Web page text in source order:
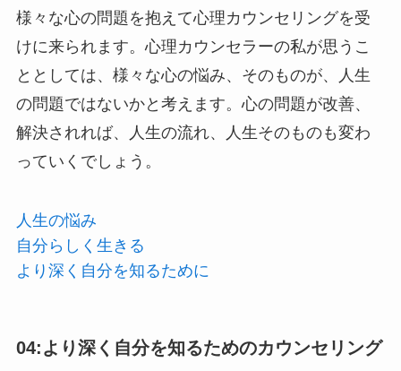
様々な心の問題を抱えて心理カウンセリングを受
けに来られます。心理カウンセラーの私が思うこ
ととしては、様々な心の悩み、そのものが、人生
の問題ではないかと考えます。心の問題が改善、
解決されれば、人生の流れ、人生そのものも変わ
っていくでしょう。
人生の悩み
自分らしく生きる
より深く自分を知るために
04:より深く自分を知るためのカウンセリング